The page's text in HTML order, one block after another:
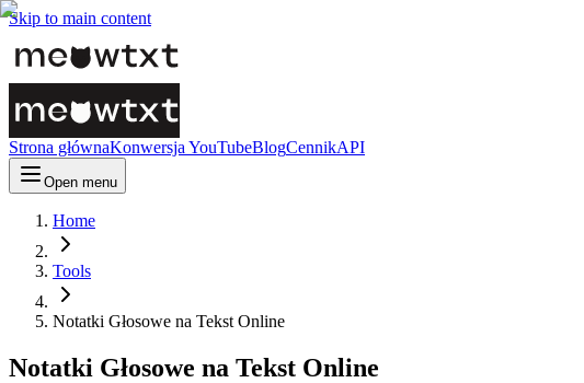
Skip to main content
Strona głównaKonwersja YouTubeBlogCennikAPI
Open menu
Home
Tools
Notatki Głosowe na Tekst Online
Notatki Głosowe na Tekst Online